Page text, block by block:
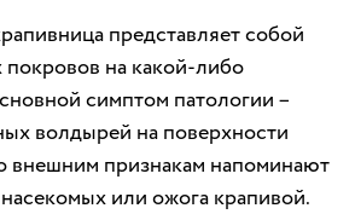
представляет собой
на какой-либо
симптом патологии –
волдырей на поверхности
внешним признакам напоминают
или ожога крапивой.